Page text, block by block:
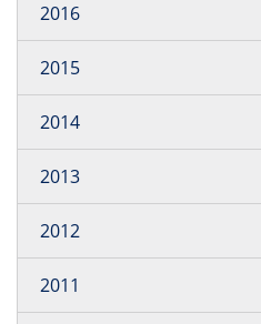
2016
2015
2014
2013
2012
2011